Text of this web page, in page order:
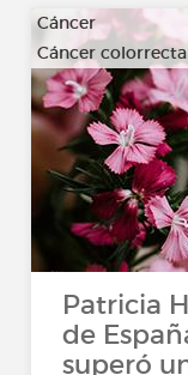
Cáncer
Cáncer
…
Patricia
de
superó